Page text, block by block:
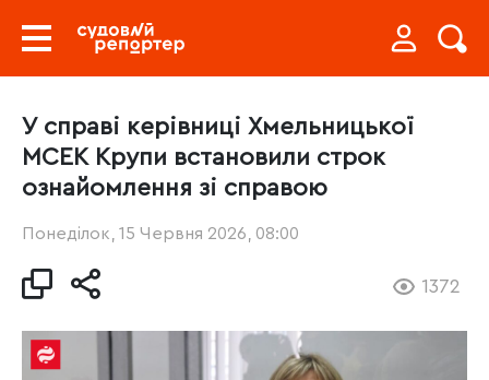
У справі керівниці Хмельницької
МСЕК Крупи встановили строк
ознайомлення зі справою
Понеділок, 15 Червня 2026, 08:00
1372